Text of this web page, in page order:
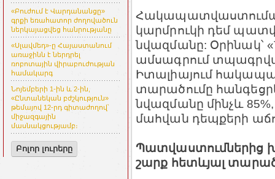
«Բուժում է Վարդանանցը»
գրքի եռահատոր ժողովածուն
ներկայացվեց հանրությանը
«Սլավմեդ»-ը Հայաստանում
առաջինն է ներդրել
ռոբոտային վիրաբուժության
համակարգ
Նոյեմբերի 1-ին և 2-ին,
«Ընտանեկան բժշկություն»
թեմայով 12-րդ գիտաժողով՝
միջազգային
մասնակցությամբ։
Բոլոր լուրերը
կարմրուկի դեմ
նվազմանը: Օրինակ՝
ամսագրում
Իտալիայում
տարածումը
նվազմանը մինչև 85%,
մահվան դեպքերի
Պատվաստումներից
շարք հետևյալ